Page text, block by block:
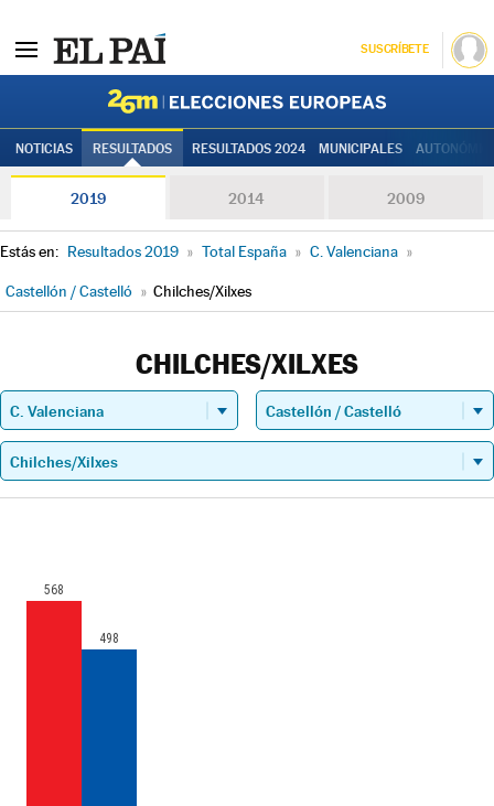
SUSCRÍBETE
NOTICIAS RESULTADOS RESULTADOS 2024 MUNICIPALES
2019 2014 2009
Estás en: Resultados 2019 » Total España » C. Valenciana »
Castellón / Castelló » Chilches/Xilxes
CHILCHES/XILXES
568
498